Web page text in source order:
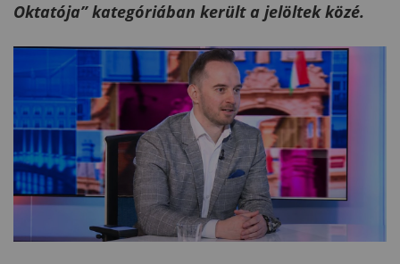
Oktatója” kategóriában került a jelöltek közé.